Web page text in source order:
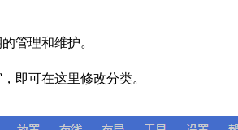
管理和维护。
即可在这里修改分类。